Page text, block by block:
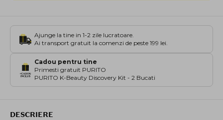
Ajunge la tine in 1-2 zile lucratoare.
Ai transport gratuit la comenzi de peste 199 lei.
Cadou pentru tine
Primesti gratuit PURITO
PURITO K-Beauty Discovery Kit - 2 Bucati
DESCRIERE